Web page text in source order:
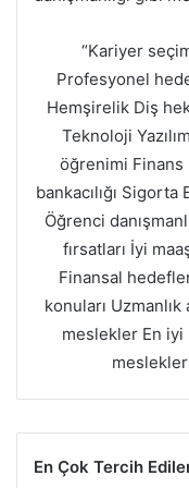
“Kariyer
Profesyonel
Hemşirelik Diş
Teknoloji
öğrenimi Finans
bankacılığı
Öğrenci
fırsatları İyi
Finansal
konuları
meslekler En iyi
meslekler
En Çok Tercih